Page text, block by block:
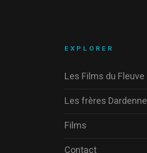
EXPLORER
Les Films du Fleuve
Les frères Dardenne
Films
Contact